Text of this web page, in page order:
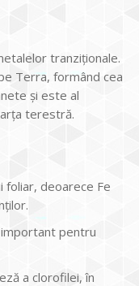
tranziționale.
Terra, formând cea
și este al
terestră.
foliar, deoarece Fe
pentru
a clorofilei, în